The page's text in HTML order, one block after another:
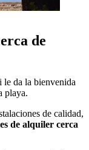
de
da la bienvenida
playa.
de calidad,
de alquiler cerca